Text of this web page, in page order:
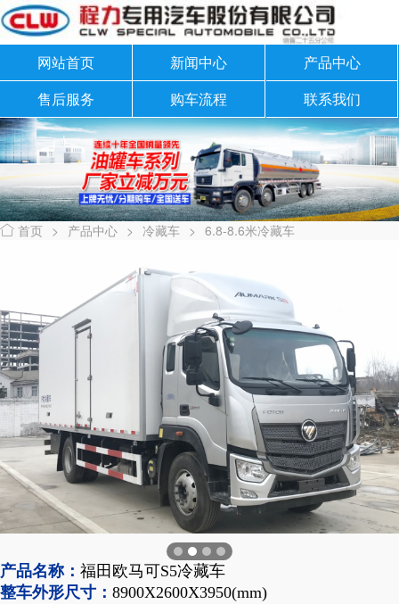
网站首页 新闻中心
产品中心
售后服务
购车流程 联系我们
 首页 > 产品中心 > 冷藏车 > 6.8-8.6米冷藏车
产品名称： 福田欧马可S5冷藏车
整车外形尺寸： 8900X2600X3950(mm)